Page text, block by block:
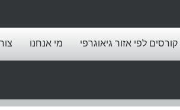
קורסים לפי אזור גיאוגרפי מי אנחנו